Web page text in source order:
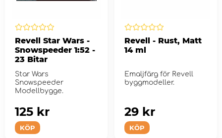
Revell Star Wars -
Snowspeeder 1:52 -
23 Bitar
Star Wars
Snowspeeder
Modellbygge.
KÖP
125 kr
Revell - Rust, Matt
14 ml
Emaljfärg för Revell
byggmodeller.
KÖP
29 kr